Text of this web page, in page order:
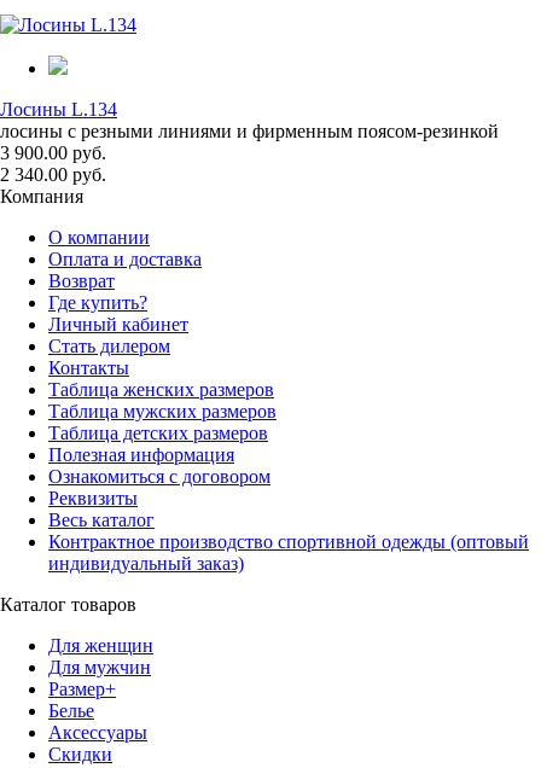
Лосины L.134
лосины с резными линиями и фирменным поясом-резинкой
3 900.00 руб.
2 340.00 руб.
Компания
О компании
Оплата и доставка
Возврат
Где купить?
Личный кабинет
Стать дилером
Контакты
Таблица женских размеров
Таблица мужских размеров
Таблица детских размеров
Полезная информация
Ознакомиться с договором
Реквизиты
Весь каталог
Контрактное производство спортивной одежды (оптовый
индивидуальный заказ)
Каталог товаров
Для женщин
Для мужчин
Размер+
Белье
Аксессуары
Скидки